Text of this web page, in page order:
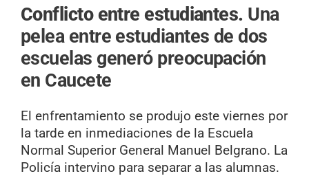
Conflicto entre estudiantes. Una
pelea entre estudiantes de dos
escuelas generó preocupación
en Caucete
El enfrentamiento se produjo este viernes por
la tarde en inmediaciones de la Escuela
Normal Superior General Manuel Belgrano. La
Policía intervino para separar a las alumnas.